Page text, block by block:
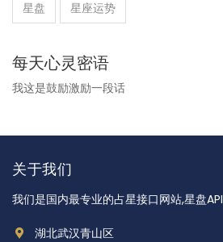
星盘 星座运势
每天心灵密语
我这是鼓励激励一段话
关于我们
我们是国内最专业的占星接口网站,星盘API
湖北武汉青山区